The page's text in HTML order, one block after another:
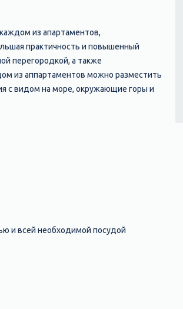
из апартаментов,
практичность и повышенный
перегородкой, а также
из аппартаментов можно разместить
с видом на море, окружающие горы и
и всей необходимой посудой